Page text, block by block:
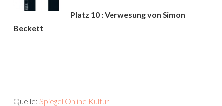
Platz 10 : Verwesung von Simon
Beckett
Quelle: Spiegel Online Kultur